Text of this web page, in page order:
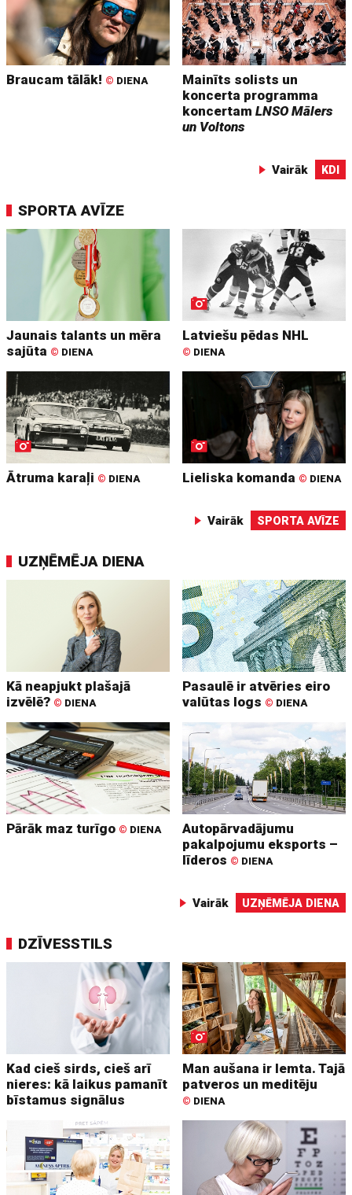
Braucam tālāk! © DIENA
Mainīts solists un
koncerta programma
koncertamLNSO Mālers
un Voltons
Vairāk KDI
SPORTA AVĪZE
Jaunais talants un mēra
sajūta © DIENA
Latviešu pēdas NHL
© DIENA
Ātruma karaļi © DIENA Lieliska komanda © DIENA
Vairāk SPORTA AVĪZE
UZŅĒMĒJA DIENA
Kā neapjukt plašajā
izvēlē? © DIENA
Pasaulē ir atvēries eiro
valūtas logs © DIENA
Pārāk maz turīgo © DIENA
Autopārvadājumu
pakalpojumu eksports –
līderos © DIENA
Vairāk UZŅĒMĒJA DIENA
DZĪVESSTILS
Kad cieš sirds, cieš arī
nieres: kā laikus pamanīt
bīstamus signālus
Man aušana ir lemta. Tajā
patveros un meditēju
© DIENA